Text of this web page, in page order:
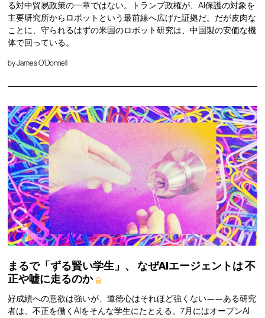
る対中貿易政策の一章ではない。トランプ政権が、AI保護の対象を
主要研究所からロボットという最前線へ広げた証拠だ。だが皮肉な
ことに、守られるはずの米国のロボット研究は、中国製の安価な機
体で回っている。
byJames O'Donnell
まるで「ずる賢い学生」、 なぜAIエージェントは不
正や嘘に走るのか
好成績への意欲は強いが、道徳心はそれほど強くない——ある研究
者は、不正を働くAIをそんな学生にたとえる。7月にはオープンAI